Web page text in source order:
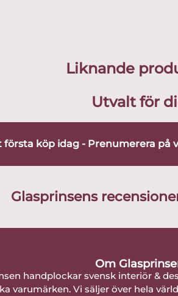
Liknande
Utvalt för
första köp idag - Prenumerera på
Glasprinsens
Om
handplockar svensk interiör &
varumärken. Vi säljer över hela